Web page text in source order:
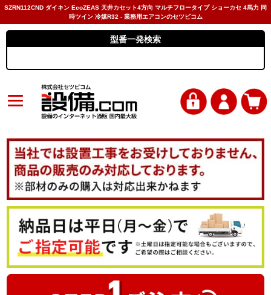
SZRN112CND ダイキン EcoZEAS 天井カセット4方向 マルチフロータイプ ショーカセ 4馬力 同
時ツイン 冷媒R32 - 業務用エアコンのセツビコム
型番一発検索